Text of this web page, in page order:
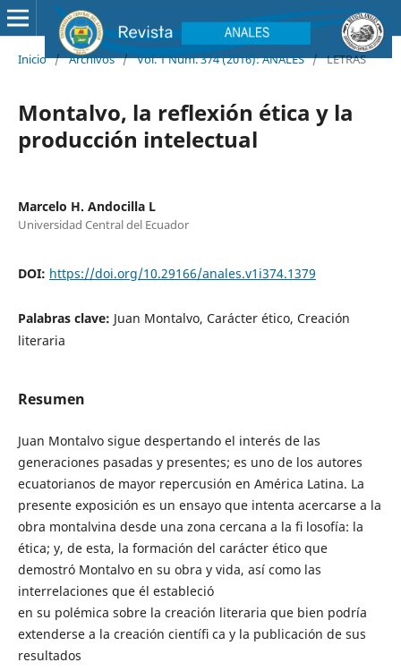
Inicio / Archivos / Vol. 1 Núm. 374 (2016): ANALES / LETRAS
Montalvo, la reflexión ética y la
producción intelectual
Marcelo H. Andocilla L
Universidad Central del Ecuador
DOI: https://doi.org/10.29166/anales.v1i374.1379
Palabras clave: Juan Montalvo, Carácter ético, Creación
literaria
Resumen
Juan Montalvo sigue despertando el interés de las
generaciones pasadas y presentes; es uno de los autores
ecuatorianos de mayor repercusión en América Latina. La
presente exposición es un ensayo que intenta acercarse a la
obra montalvina desde una zona cercana a la ﬁ losofía: la
ética; y, de esta, la formación del carácter ético que
demostró Montalvo en su obra y vida, así como las
interrelaciones que él estableció
en su polémica sobre la creación literaria que bien podría
extenderse a la creación cientíﬁ ca y la publicación de sus
resultados